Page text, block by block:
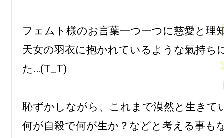
フェムト様のお言葉一つ一つに慈愛と理
天女の羽衣に抱かれているような氣持ち
た…(T_T)
恥ずかしながら、これまで漠然と生きて
何が自殺で何が生か？などと考える事も